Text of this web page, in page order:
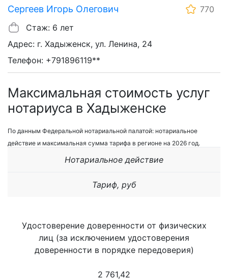
Сергеев Игорь Олегович
770
Стаж: 6 лет
Адрес: г. Хадыженск, ул. Ленина, 24
Телефон: +791896119**
Максимальная стоимость услуг
нотариуса в Хадыженске
По данным Федеральной нотариальной палатой: нотариальное
действие и максимальная сумма тарифа в регионе на 2026 год.
Нотариальное действие
Тариф, руб
Удостоверение доверенности от физических
лиц (за исключением удостоверения
доверенности в порядке передоверия)
2 761,42